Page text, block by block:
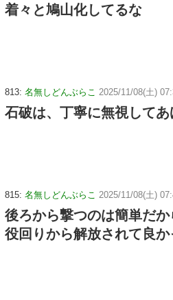
着々と鳩山化してるな
813: 名無しどんぶらこ 2025/11/08(土)
石破は、丁寧に無視して
815: 名無しどんぶらこ 2025/11/08(土)
後ろから撃つのは簡単だ
役回りから解放されて良